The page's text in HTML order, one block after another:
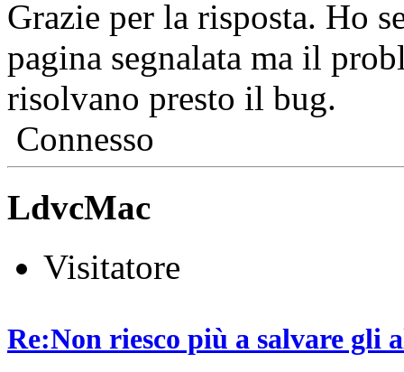
Grazie per la risposta. Ho
pagina segnalata ma il
risolvano presto il bug.
Connesso
LdvcMac
Visitatore
Re:Non riesco più a salvare gli